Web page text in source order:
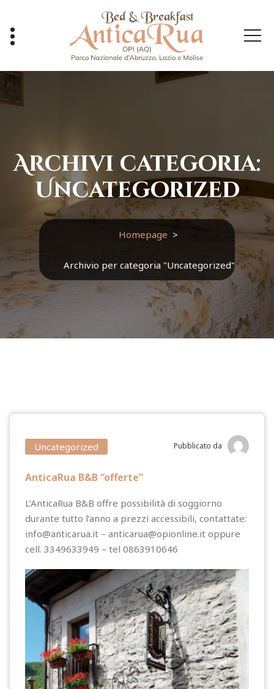
contenuto
Archivi categoria:
Uncategorized
Homepage >
Archivio per categoria "Uncategorized"
Uncategorized Pubblicato da
AnticaRua B&B “offerte”
L’AnticaRua B&B offre possibilità di soggiorno
durante tutto l’anno a prezzi accessibili, contattate:
info@anticarua.it – anticarua@opionline.it oppure
cell. 3349633949 – tel 0863910646